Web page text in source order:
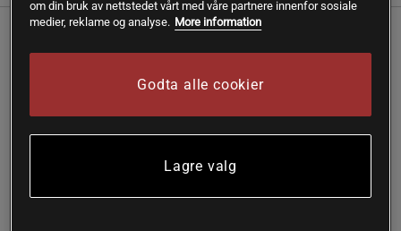
Visste du at det finnes hundrevis av forskjellige typer
gresskarkjerner? Urtekrams gresskarkjerner er back-to-
dette tilfellet si at vi ikke har brydd oss så mye om
gresskarkjernene kommer fra en eller annen spesiell og
om din bruk av nettstedet vårt med våre partnere innenfor sosiale
medier, reklame og analyse. More information
Godta alle cookier
Lagre valg